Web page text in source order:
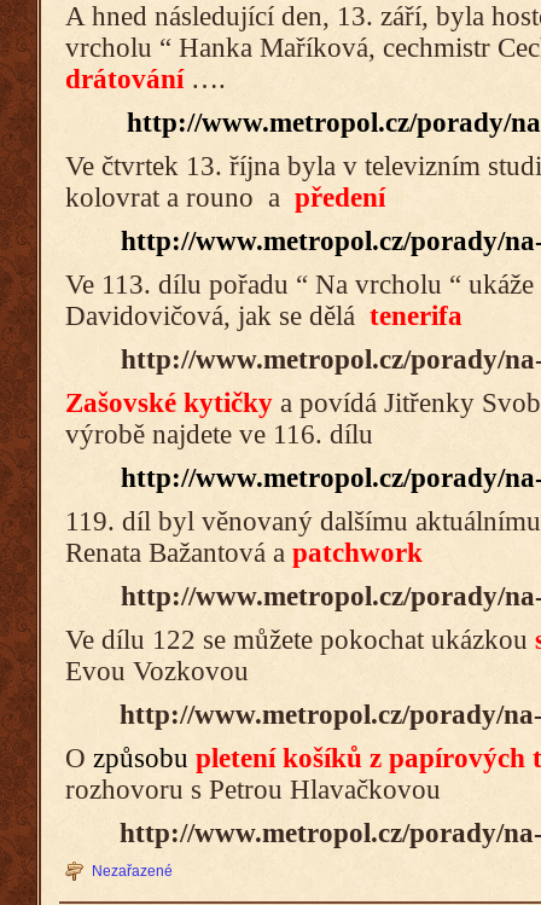
A hned následující den, 13. září, byla
vrcholu “ Hanka Maříková, cechmistr
drátování ….
http://www.metropol.cz/porady/
Ve čtvrtek 13. října byla v televizním
kolovrat a rouno a předení
http://www.metropol.cz/porady/
Ve 113. dílu pořadu “ Na vrcholu “
Davidovičová, jak se dělá tenerifa
http://www.metropol.cz/porady/
Zašovské kytičky a povídá Jitřenky
výrobě najdete ve 116. dílu
http://www.metropol.cz/porady/
119. díl byl věnovaný dalšímu
Renata Bažantová a patchwork
http://www.metropol.cz/porady/
Ve dílu 122 se můžete pokochat ukázkou
Evou Vozkovou
http://www.metropol.cz/porady/
O způsobu pletení košíků z papírových
rozhovoru s Petrou Hlavačkovou
http://www.metropol.cz/porady/
Nezařazené